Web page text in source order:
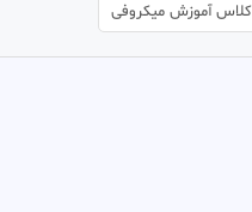
کلاس آموزش میکروفی